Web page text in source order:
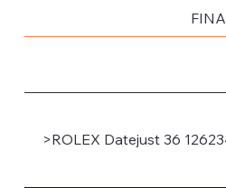
>ROLEX Datejust 36